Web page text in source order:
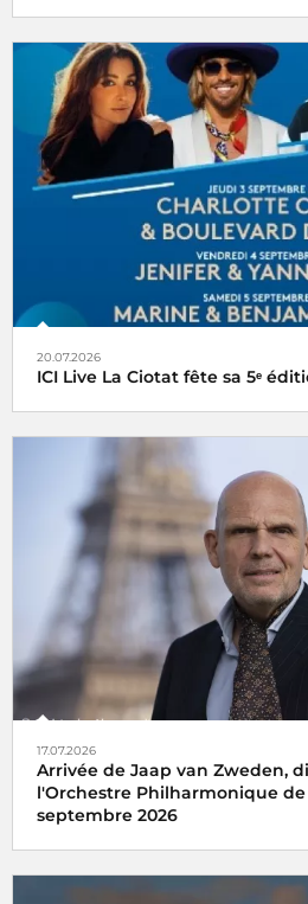
20.07.2026
ICI Live La Ciotat fête sa 5ᵉ
17.07.2026
Arrivée de Jaap van Zweden,
l'Orchestre Philharmonique de
septembre 2026